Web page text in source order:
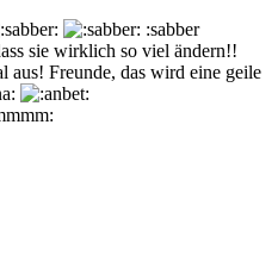
:sabber
sie wirklich so viel ändern!!
aus! Freunde, das wird eine geile